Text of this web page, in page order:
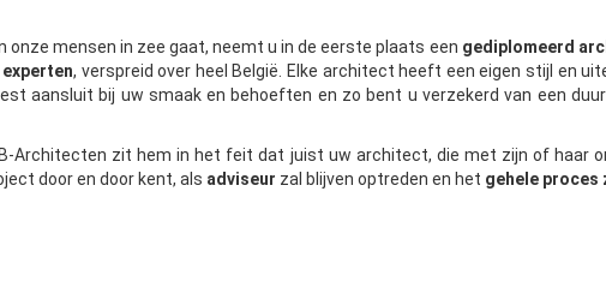
onze mensen in zee gaat, neemt u in de eerste plaats een gediplomeerd
, verspreid over heel België. Elke architect heeft een eigen stijl en
aansluit bij uw smaak en behoeften en zo bent u verzekerd van een
Architecten zit hem in het feit dat juist uw architect, die met zijn of haar
door en door kent, als adviseur zal blijven optreden en het gehele proces